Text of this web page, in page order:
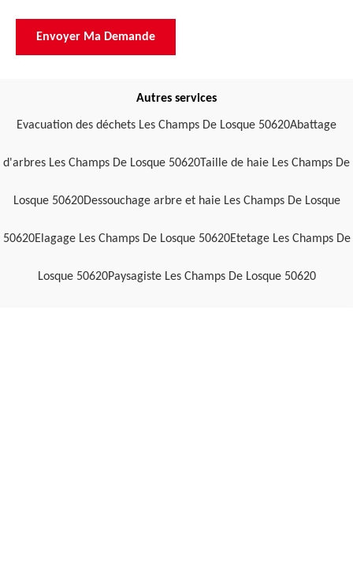
Autres services
Evacuation des déchets Les Champs De Losque 50620Abattage
d'arbres Les Champs De Losque 50620Taille de haie Les Champs De
Losque 50620Dessouchage arbre et haie Les Champs De Losque
50620Elagage Les Champs De Losque 50620Etetage Les Champs De
Losque 50620Paysagiste Les Champs De Losque 50620